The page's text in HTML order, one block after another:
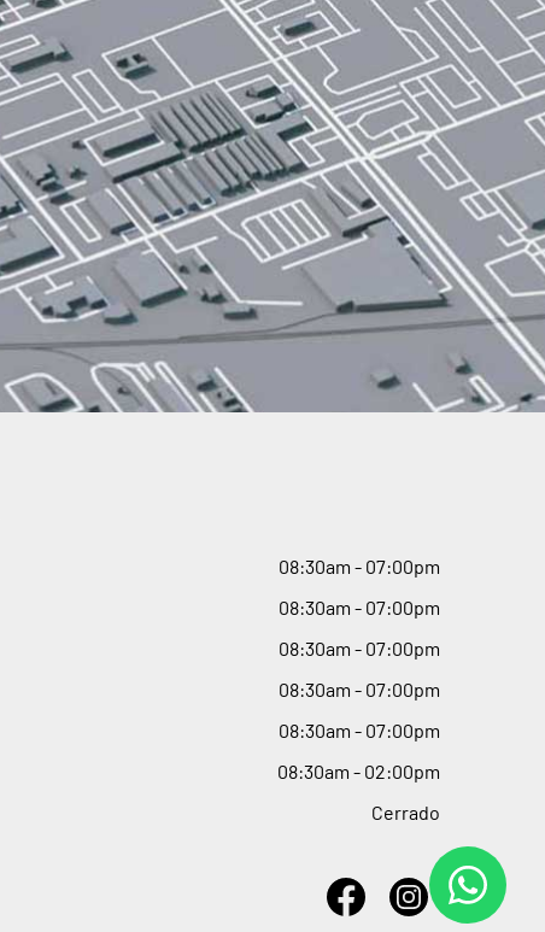
08:30am - 07:00pm
08:30am - 07:00pm
08:30am - 07:00pm
08:30am - 07:00pm
08:30am - 07:00pm
08:30am - 02:00pm
Cerrado